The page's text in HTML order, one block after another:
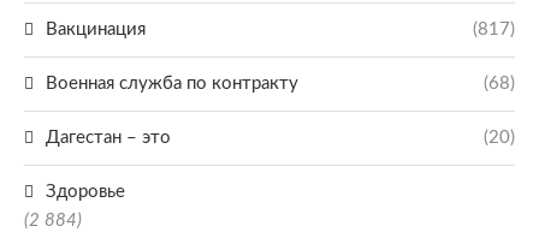
Вакцинация (817)
Военная служба по контракту (68)
Дагестан – это (20)
Здоровье
(2 884)